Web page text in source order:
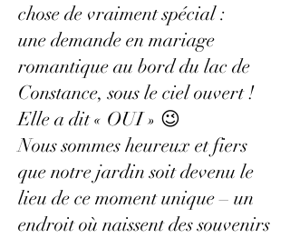
chose de vraiment spécial :
une demande en mariage
romantique au bord du lac de
Constance, sous le ciel ouvert !
Elle a dit « OUI » 😉
Nous sommes heureux et fiers
que notre jardin soit devenu le
lieu de ce moment unique – un
endroit où naissent des souvenirs